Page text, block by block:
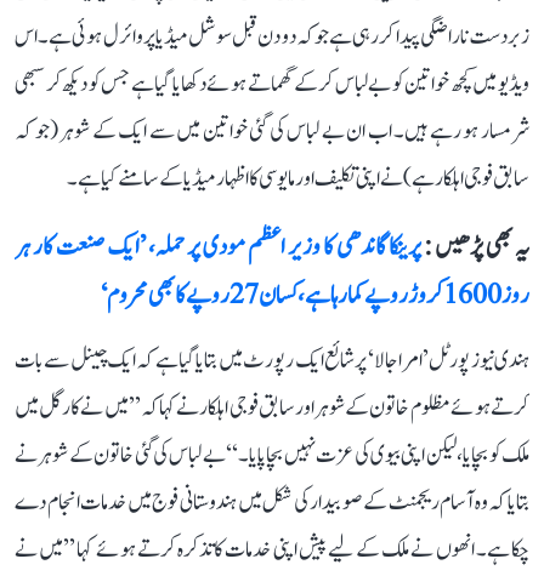
زبردست ناراضگی پیدا کر رہی ہے جو کہ دو دن قبل سوشل میڈیا پر وائرل ہوئی ہے۔ اس
ویڈیو میں کچھ خواتین کو بے لباس کر کے گھماتے ہوئے دکھایا گیا ہے جس کو دیکھ کر سبھی
شرمسار ہو رہے ہیں۔ اب ان بے لباس کی گئی خواتین میں سے ایک کے شوہر (جو کہ
سابق فوجی اہلکار ہے) نے اپنی تکلیف اور مایوسی کا اظہار میڈیا کے سامنے کیا ہے۔
یہ بھی پڑھیں :پرینکا گاندھی کا وزیر اعظم مودی پر حملہ، ’ایک صنعت کار ہر
روز 1600 کروڑ روپے کما رہا ہے، کسان 27 روپے کا بھی محروم‘
ہندی نیوز پورٹل ’امر اجالا‘ پر شائع ایک رپورٹ میں بتایا گیا ہے کہ ایک چینل سے بات
کرتے ہوئے مظلوم خاتون کے شوہر اور سابق فوجی اہلکار نے کہا کہ ’’میں نے کارگل میں
ملک کو بچایا، لیکن اپنی بیوی کی عزت نہیں بچا پایا۔‘‘ بے لباس کی گئی خاتون کے شوہر نے
بتایا کہ وہ آسام ریجمنٹ کے صوبیدار کی شکل میں ہندوستانی فوج میں خدمات انجام دے
چکا ہے۔ انھوں نے ملک کے لیے پیش اپنی خدمات کا تذکرہ کرتے ہوئے کہا ’’میں نے